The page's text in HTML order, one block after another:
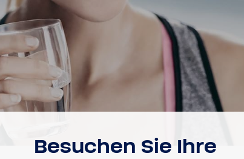
Besu­chen Sie Ihre